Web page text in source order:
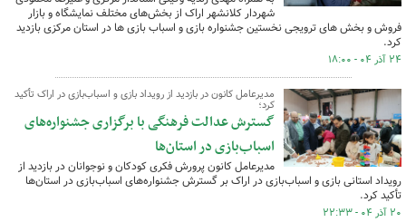
شهردار کلانشهر اراک از بخش‌های مختلف نمایشگاه و بازار
فروش و بخش های ترویجی نخستین جشنواره بازی و اسباب بازی ها در استان مرکزی بازدید
کرد.
۲۴ آذر ۰۴ - ۱۸:۰۰
مدیرعامل کانون در بازدید از رویداد بازی و اسباب‌بازی در اراک تأکید
کرد؛
گسترش عدالت فرهنگی با برگزاری جشنواره‌های
اسباب‌بازی در استان‌ها
مدیرعامل کانون پرورش فکری کودکان و نوجوانان در بازدید از
رویداد استانی بازی و اسباب‌بازی در اراک بر گسترش جشنواره‌های اسباب‌بازی در استان‌ها
تأکید کرد.
۲۰ آذر ۰۴ - ۲۲:۳۳